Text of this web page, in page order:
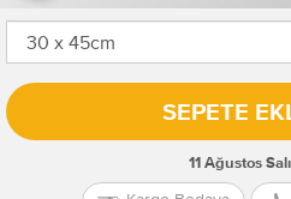
SEPETE
11 Ağustos Salı